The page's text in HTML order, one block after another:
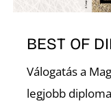
BEST OF
Válogatás a
legjobb